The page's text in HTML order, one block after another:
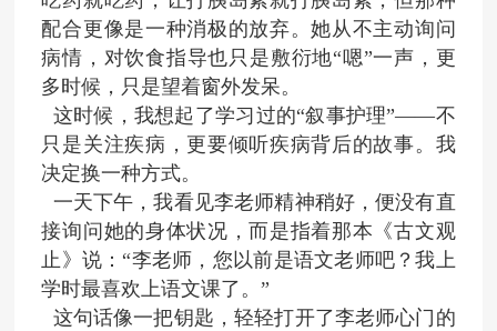
配合更像是一种消极的放弃。她从不主动询问
病情，对饮食指导也只是敷衍地“嗯”一声，更
多时候，只是望着窗外发呆。
这时候，我想起了学习过的“叙事护理”——不
只是关注疾病，更要倾听疾病背后的故事。我
决定换一种方式。
一天下午，我看见李老师精神稍好，便没有直
接询问她的身体状况，而是指着那本《古文观
止》说：“李老师，您以前是语文老师吧？我上
学时最喜欢上语文课了。”
这句话像一把钥匙，轻轻打开了李老师心门的